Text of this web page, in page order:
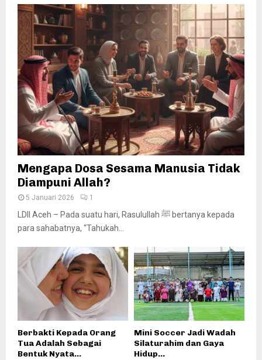
Mengapa Dosa Sesama Manusia Tidak
Diampuni Allah?
5 Januari 2026 1
LDII Aceh – Pada suatu hari, Rasulullah ﷺ bertanya kepada
para sahabatnya, “Tahukah...
Berbakti Kepada Orang
Tua Adalah Sebagai
Bentuk Nyata...
Mini Soccer Jadi Wadah
Silaturahim dan Gaya
Hidup...